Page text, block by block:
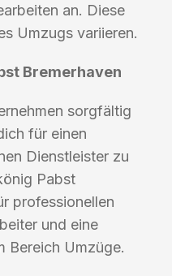
an. Diese
Umzugs variieren.
Bremerhaven
sorgfältig
für einen
Dienstleister zu
Pabst
professionellen
und eine
Bereich Umzüge.